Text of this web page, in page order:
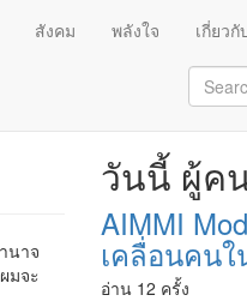
สังคม พลังใจ เกี่ยวกั
นาจ
มจะ
วันนี้ ผู้ค
AIMMI
เคลื่อนคน
อ่าน 12 ครั้ง